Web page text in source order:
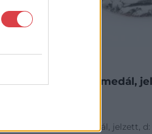
NEMESFÉM TÁRGYAK
Ezüst(Ag) puttós medál,
Ezüst(Ag) puttós medál, jelzett,